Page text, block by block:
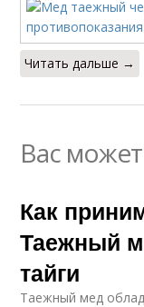
Читать дальше →
Вас
Как
Таежный
тайги
Таежный мед